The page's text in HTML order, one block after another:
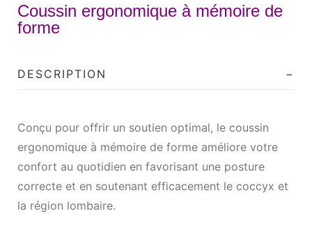
Coussin ergonomique à mémoire de
forme
DESCRIPTION
Conçu pour offrir un soutien optimal, le coussin
ergonomique à mémoire de forme améliore votre
confort au quotidien en favorisant une posture
correcte et en soutenant efficacement le coccyx et
la région lombaire.